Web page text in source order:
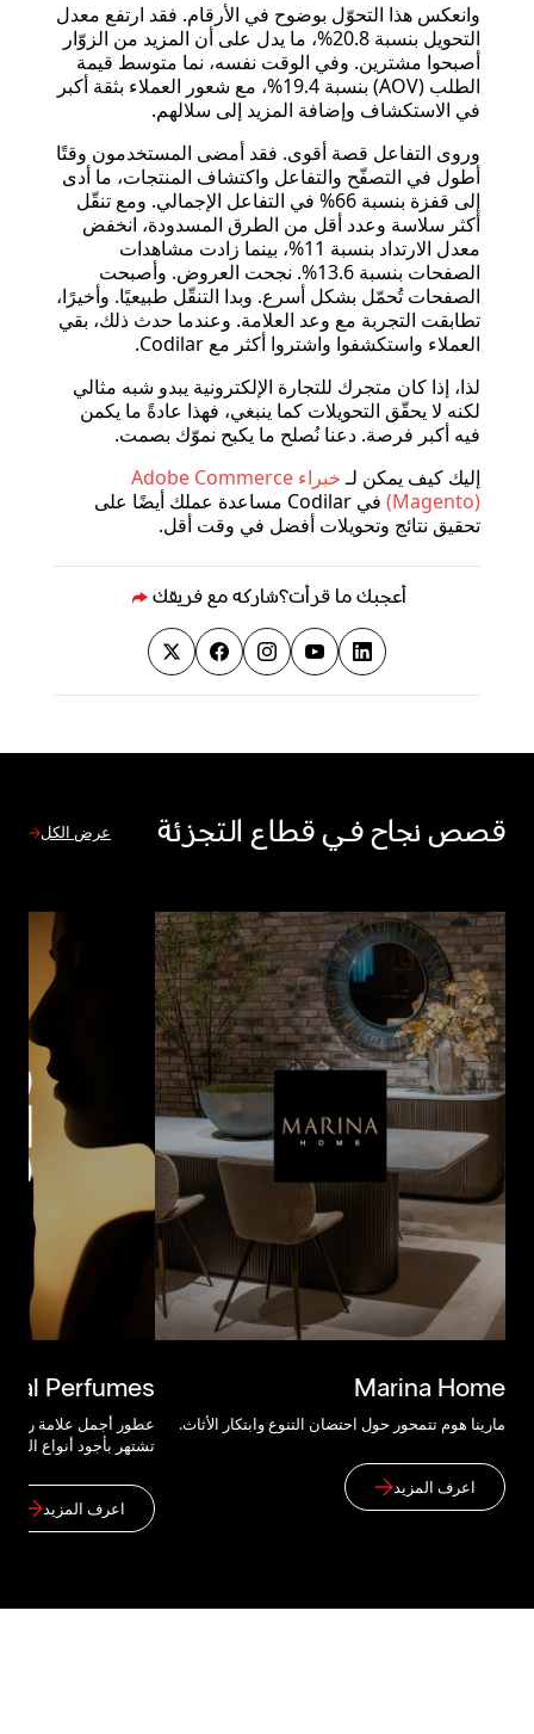
أعجبك ما قرأت؟شاركه مع فريقك
وانعكس هذا التحوّل بوضوح في الأرقام. فقد ارتفع معدل
التحويل بنسبة 20.8%، ما يدل على أن المزيد من الزوّار
أصبحوا مشترين. وفي الوقت نفسه، نما متوسط قيمة
الطلب (AOV) بنسبة 19.4%، مع شعور العملاء بثقة أكبر
في الاستكشاف وإضافة المزيد إلى سلالهم.
وروى التفاعل قصة أقوى. فقد أمضى المستخدمون وقتًا
أطول في التصفّح والتفاعل واكتشاف المنتجات، ما أدى
إلى قفزة بنسبة 66% في التفاعل الإجمالي. ومع تنقّل
أكثر سلاسة وعدد أقل من الطرق المسدودة، انخفض
معدل الارتداد بنسبة 11%، بينما زادت مشاهدات
الصفحات بنسبة 13.6%. نجحت العروض. وأصبحت
الصفحات تُحمّل بشكل أسرع. وبدا التنقّل طبيعيًا. وأخيرًا،
تطابقت التجربة مع وعد العلامة. وعندما حدث ذلك، بقي
العملاء واستكشفوا واشتروا أكثر مع Codilar.
لذا، إذا كان متجرك للتجارة الإلكترونية يبدو شبه مثالي
لكنه لا يحقّق التحويلات كما ينبغي، فهذا عادةً ما يكمن
فيه أكبر فرصة. دعنا نُصلح ما يكبح نموّك بصمت.
إليك كيف يمكن لـ
خبراء Adobe Commerce
(Magento)
في Codilar مساعدة عملك أيضًا على
تحقيق نتائج وتحويلات أفضل في وقت أقل.
قصص نجاح في قطاع التجزئة عرض الكل
Marina Home
مارينا هوم تتمحور حول احتضان التنوع وابتكار الأثاث.
اعرف المزيد
Perfumes
عطور أجمل علامة
تشتهر بأجود أنواع العود.
اعرف المزيد